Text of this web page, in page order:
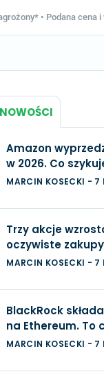
• Podana
NOWOŚCI
Amazon
w 2026. Co
MARCIN KOSECKI - 7
Trzy akcje
oczywiste
MARCIN KOSECKI - 7
BlackRock
na Ethereum. To
MARCIN KOSECKI - 7